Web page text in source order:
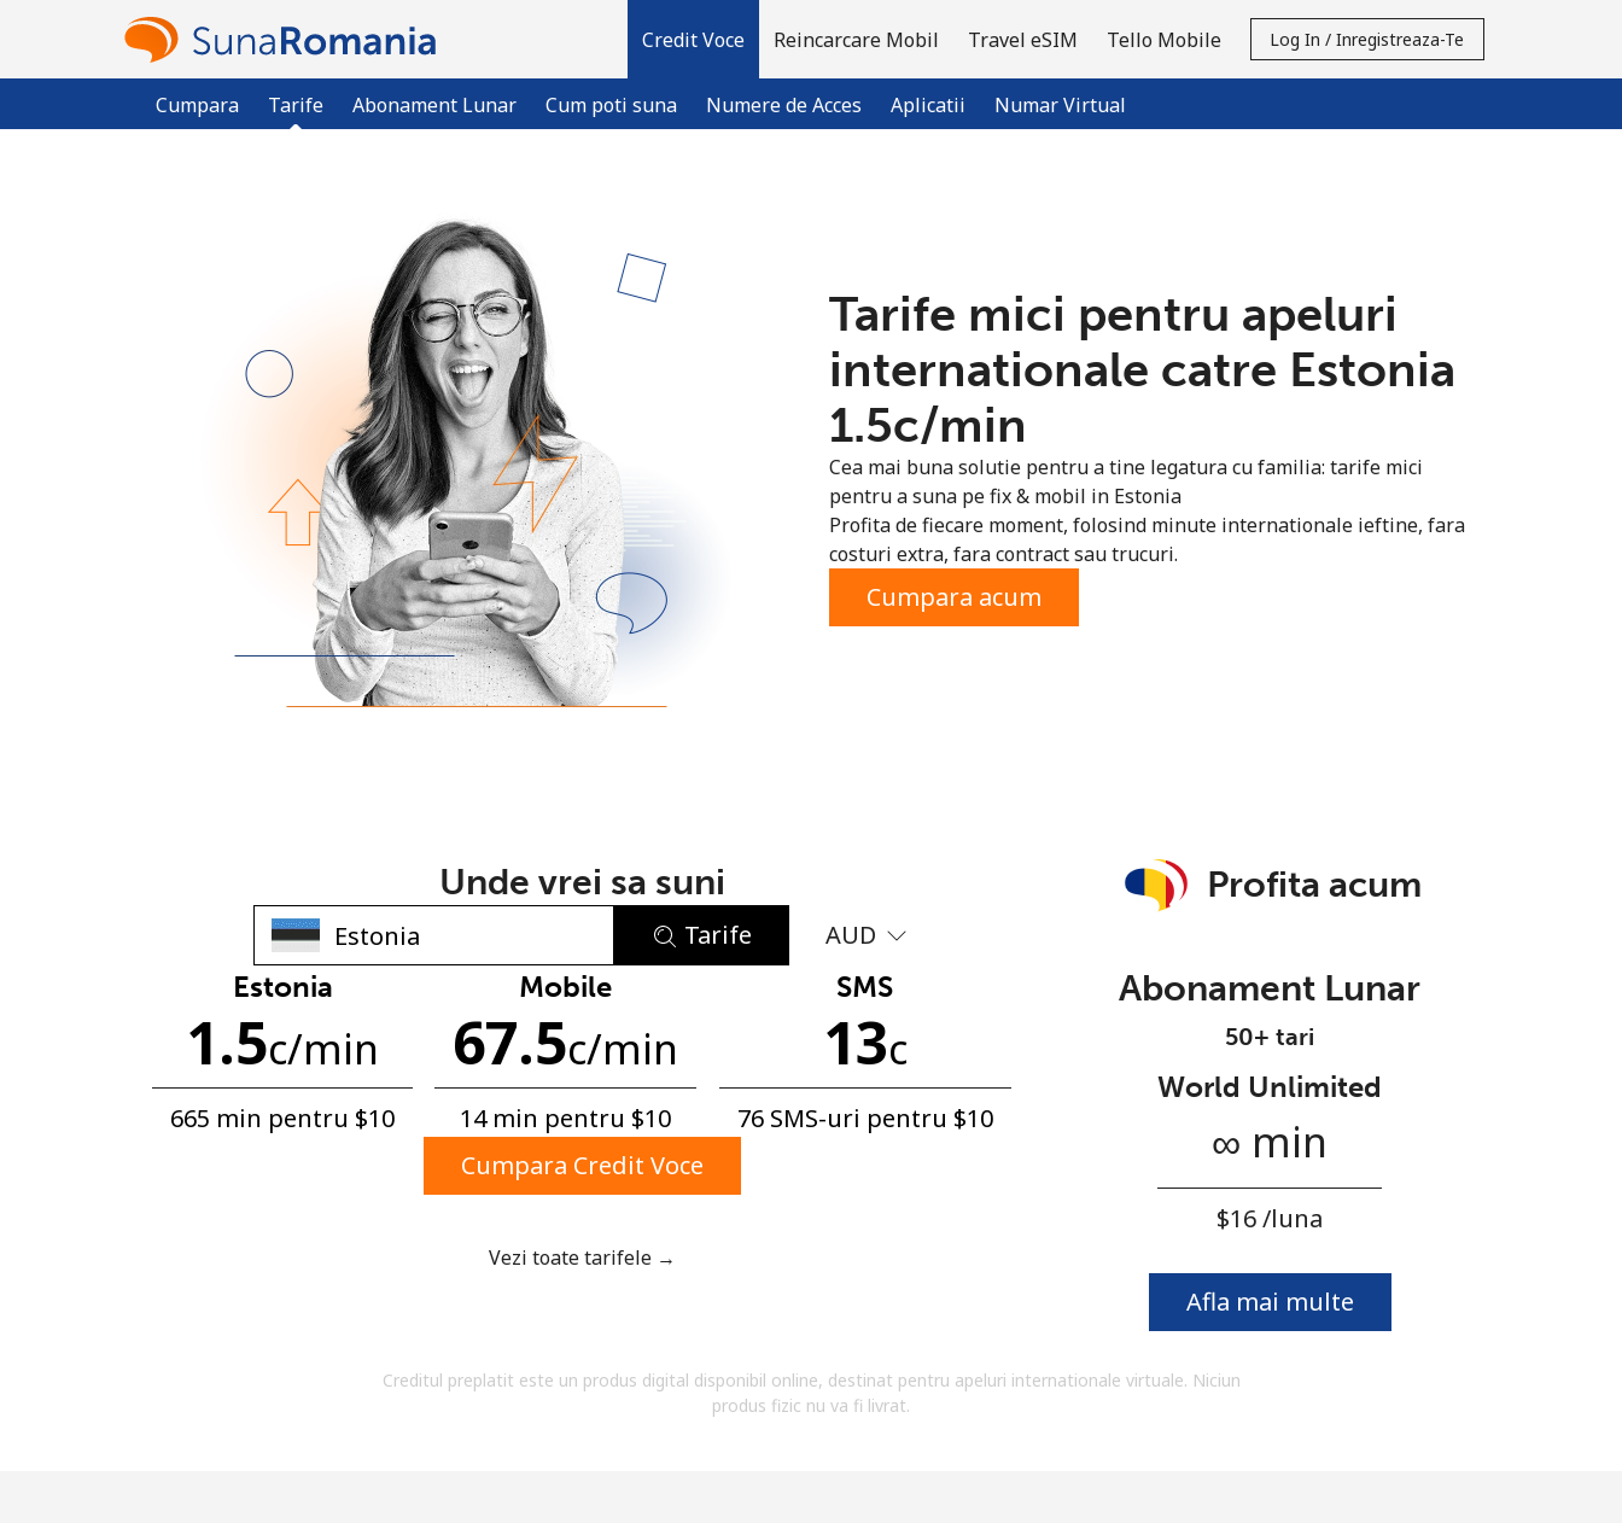
Credit Voce
Cumpara Tarife Abonament Lunar Cum poti suna Numere de Acces Aplicatii Numar Virtual
Reincarcare Mobil Travel eSIM Tello Mobile Log In / Inregistreaza-Te
Logheaza-te →
Inregistreaza-te cu
Minim 8 litere
O majuscula si o litera mica
Un numar
Un simbol/litera speciala
Prin deschiderea unui cont pe acest site, sunt de
Tarife mici pentru apeluri
internationale catre Estonia
⁦1.5c⁩/min
Cea mai buna solutie pentru a tine legatura cu familia: tarife mici
pentru a suna pe fix & mobil in Estonia
Profita de fiecare moment, folosind minute internationale ieftine, fara
costuri extra, fara contract sau trucuri.
Cumpara acum
Unde vrei sa suni
Tarife AUD
Estonia
1.5c/min
665 min pentru ⁦$10⁩
Mobile
67.5c/min
14 min pentru ⁦$10⁩
SMS
13c
76 SMS-uri pentru ⁦$10⁩
Cumpara Credit Voce
Vezi toate tarifele →
Profita acum
Abonament Lunar
50+ tari
World Unlimited
∞ min
⁦$16⁩ /luna
Afla mai multe
Creditul preplatit este un produs digital disponibil online, destinat pentru apeluri internationale virtuale. Niciun
produs fizic nu va fi livrat.